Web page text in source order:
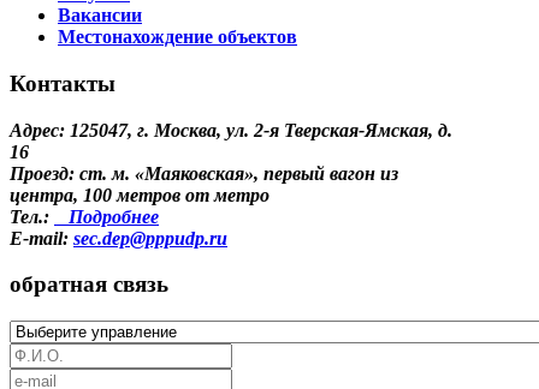
Вакансии
Местонахождение объектов
Контакты
Адрес: 125047, г. Москва, ул. 2-я Тверская-Ямская, д.
16
Проезд: ст. м. «Маяковская», первый вагон из
центра, 100 метров от метро
Тел.:
Подробнее
E-mail: sec.dep@pppudp.ru
обратная связь